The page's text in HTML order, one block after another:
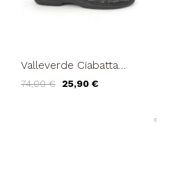
Valleverde Ciabatta
Cocco Fibbia Nero
74,00 € 25,90 €